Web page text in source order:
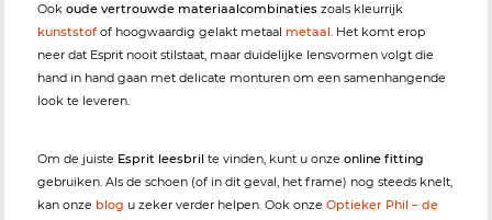
Ook oude vertrouwde materiaalcombinaties zoals kleurrijk
kunststofof hoogwaardig gelakt metaal metaal. Het komt erop
neer dat Esprit nooit stilstaat, maar duidelijke lensvormen volgt die
hand in hand gaan met delicate monturen om een samenhangende
look te leveren.
Om de juiste Esprit leesbril te vinden, kunt u onze online fitting
gebruiken. Als de schoen (of in dit geval, het frame) nog steeds knelt,
kan onze blog u zeker verder helpen. Ook onze Optieker Phil – de